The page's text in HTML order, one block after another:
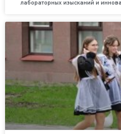
лабораторных изысканий и